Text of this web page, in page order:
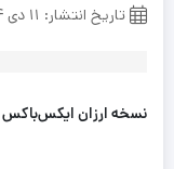
تاریخ انتشار: ۱۱ دی ۱۳۹۴
نسخه ارزان ایکس‌باکس